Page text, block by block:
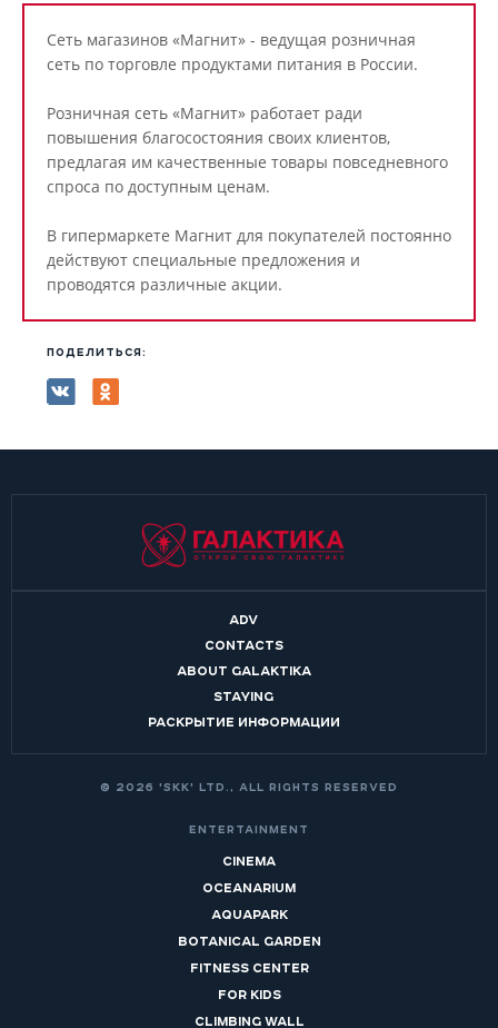
Сеть магазинов «Магнит» - ведущая розничная
сеть по торговле продуктами питания в России.
Розничная сеть «Магнит» работает ради
повышения благосостояния своих клиентов,
предлагая им качественные товары повседневного
спроса по доступным ценам.
В гипермаркете Магнит для покупателей постоянно
действуют специальные предложения и
проводятся различные акции.
ПОДЕЛИТЬСЯ:
ADV
CONTACTS
ABOUT GALAKTIKA
STAYING
РАСКРЫТИЕ ИНФОРМАЦИИ
© 2026 'SKK' LTD., ALL RIGHTS RESERVED
ENTERTAINMENT
CINEMA
OCEANARIUM
AQUAPARK
BOTANICAL GARDEN
FITNESS CENTER
FOR KIDS
CLIMBING WALL